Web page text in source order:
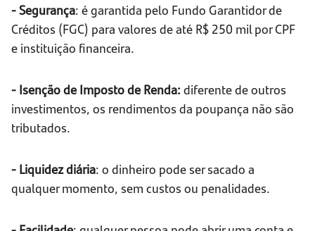
- Segurança: é garantida pelo Fundo Garantidor de
Créditos (FGC) para valores de até R$ 250 mil por CPF
e instituição financeira.
- Isenção de Imposto de Renda: diferente de outros
investimentos, os rendimentos da poupança não são
tributados.
- Liquidez diária: o dinheiro pode ser sacado a
qualquer momento, sem custos ou penalidades.